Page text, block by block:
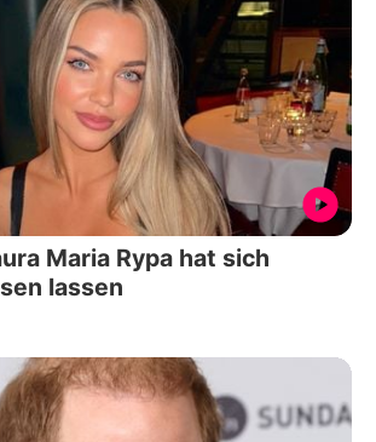
Maria Rypa hat sich
lassen